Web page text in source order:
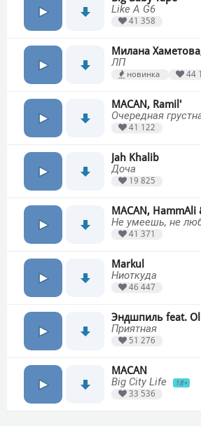
Like A G6
41 358
Милана
ЛП
новинка 44
MACAN, Ramil'
Очередная
41 122
Jah Khalib
Доча
19 825
MACAN, HammAli
Не умеешь, не
41 371
Markul
Ниоткуда
46 447
Эндшпиль feat.
Приятная
51 276
MACAN
Big City Life
18+
33 536